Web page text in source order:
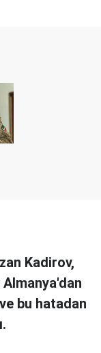
Kadirov,
bu hatadan